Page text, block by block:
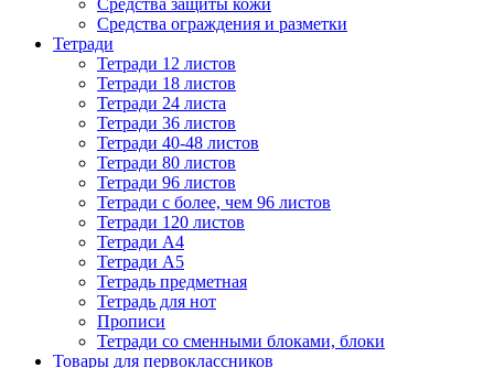
Средства защиты кожи
Средства ограждения и разметки
Тетради
Тетради 12 листов
Тетради 18 листов
Тетради 24 листа
Тетради 36 листов
Тетради 40-48 листов
Тетради 80 листов
Тетради 96 листов
Тетради с более, чем 96 листов
Тетради 120 листов
Тетради А4
Тетради А5
Тетрадь предметная
Тетрадь для нот
Прописи
Тетради со сменными блоками, блоки
Товары для первоклассников